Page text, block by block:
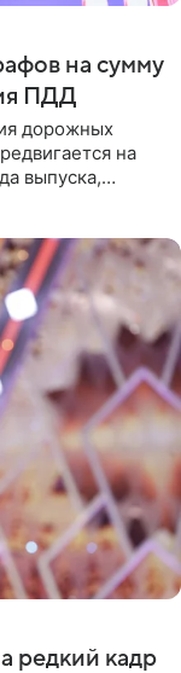
на сумму
ПДД
дорожных
на
выпуска,
редкий кадр